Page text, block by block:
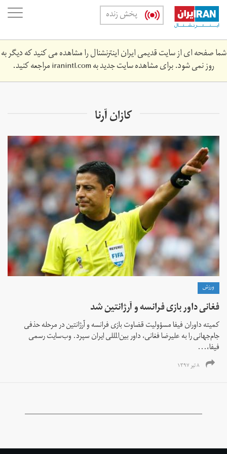
Skip
main
content
پخش زنده
شما صفحه ای از سایت قدیمی ایران اینترنشنال را مشاهده می کنید که دیگر به
روز نمی شود. برای مشاهده سایت جدید بهiranintl.comمراجعه کنید.
کازان آرنا
ورزش
فغانی داور بازی فرانسه و آرژانتین شد
کمیته داوران فیفا مسؤولیت قضاوت بازی فرانسه و آرژانتین در مرحله حذفی
جام‌جهانی را به علیرضا فغانی، داور بین‌المللی ایران سپرد. وب‌سایت رسمی
فیفا،...
۸ تیر ۱۳۹۷